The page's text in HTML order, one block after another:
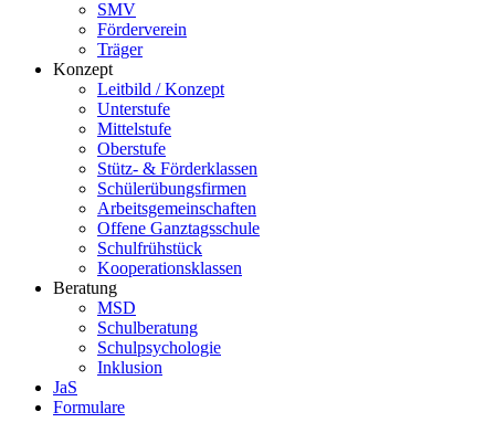
SMV
Förderverein
Träger
Konzept
Leitbild / Konzept
Unterstufe
Mittelstufe
Oberstufe
Stütz- & Förderklassen
Schülerübungsfirmen
Arbeitsgemeinschaften
Offene Ganztagsschule
Schulfrühstück
Kooperationsklassen
Beratung
MSD
Schulberatung
Schulpsychologie
Inklusion
JaS
Formulare